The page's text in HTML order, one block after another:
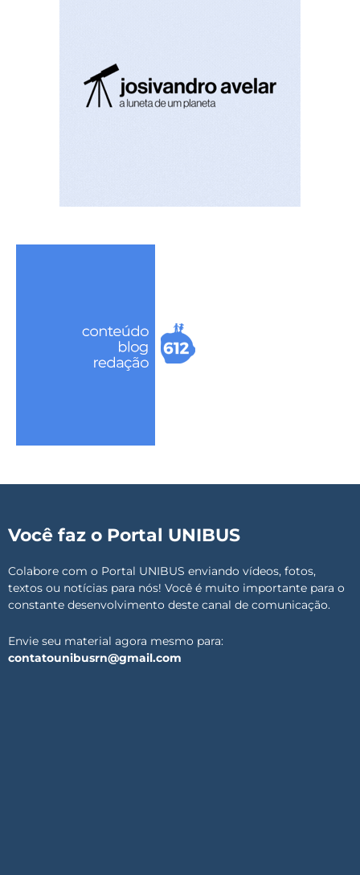
Você faz o Portal UNIBUS
Colabore com o Portal UNIBUS enviando vídeos, fotos,
textos ou notícias para nós! Você é muito importante para o
constante desenvolvimento deste canal de comunicação.
Envie seu material agora mesmo para:
contatounibusrn@gmail.com